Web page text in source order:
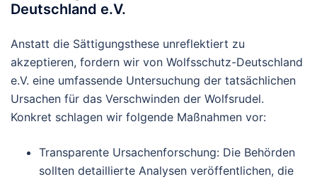
Deutschland e.V.
Anstatt die Sättigungsthese unreflektiert zu
akzeptieren, fordern wir von Wolfsschutz-Deutschland
e.V. eine umfassende Untersuchung der tatsächlichen
Ursachen für das Verschwinden der Wolfsrudel.
Konkret schlagen wir folgende Maßnahmen vor:
Transparente Ursachenforschung: Die Behörden
sollten detaillierte Analysen veröffentlichen, die